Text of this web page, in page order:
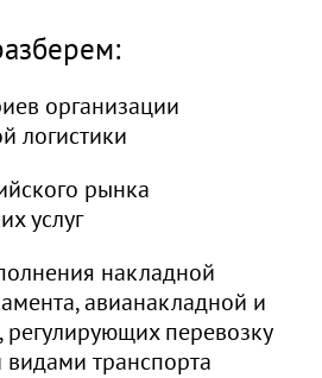
организации
логистики
рынка
услуг
накладной
авианакладной и
регулирующих перевозку
транспорта